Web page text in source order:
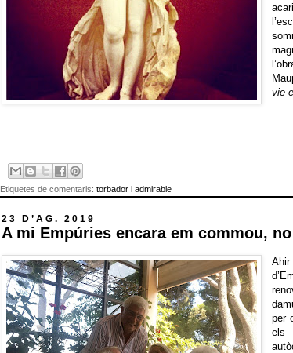
vie
Etiquetes de comentaris: torbador i admirable
23 D’AG. 2019
A mi Empúries encara em commou,
per
els